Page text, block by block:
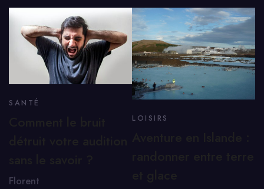
SANTÉ
Florent
LOISIRS